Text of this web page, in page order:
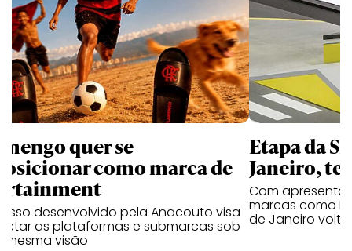
quer se
como marca de
desenvolvido pela Anacouto visa
as plataformas e submarcas sob
mesma visão
Etapa da
Janeiro,
Com
marcas como
de Janeiro